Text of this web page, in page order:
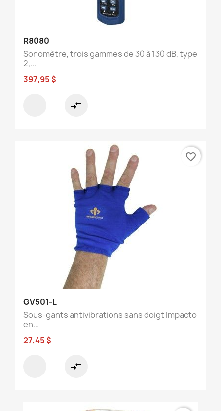
R8080
Sonomètre, trois gammes de 30 à 130 dB, type
2,...
397,95 $
compare_arrows
GV501-L
Sous-gants antivibrations sans doigt Impacto
en...
27,45 $
compare_arrows
favorite_border